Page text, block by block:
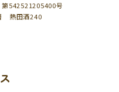
542521205400号
熱田酒240